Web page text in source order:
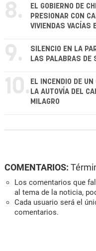
8.
EL GOBIERNO DE
PRESIONAR CON
VIVIENDAS VACÍAS
9.
SILENCIO EN LA
LAS PALABRAS DE
10. EL INCENDIO DE
LA AUTOVÍA DEL
MILAGRO
COMENTARIOS:
Los comentarios que
al tema de la noticia,
Cada usuario será el
comentarios.